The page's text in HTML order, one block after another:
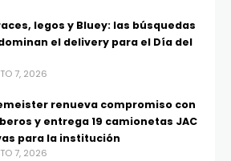
legos y Bluey: las búsquedas
el delivery para el Día del
7, 2026
renueva compromiso con
y entrega 19 camionetas JAC
para la institución
7, 2026